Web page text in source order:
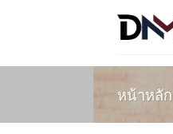
หน้าหลัก